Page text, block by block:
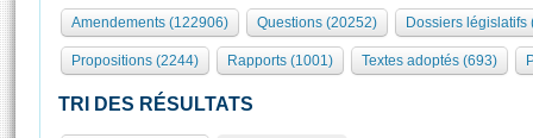
577 députés
Groupes politiques
Commissions et autres organes
Europe et International
Organisation de l'Assemblée
Présidence Conférence des Présidents Bureau Collège des
Visite virtuelle du palais Bourbon
Assister à une séance
Amendements (122906) Questions (20252) Dossiers législatifs
Propositions (2244) Rapports (1001) Textes adoptés (693)
TRI DES RÉSULTATS